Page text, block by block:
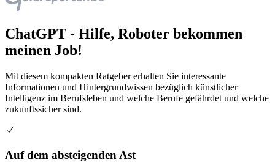
ChatGPT - Hilfe, Roboter bekommen
meinen Job!
Mit diesem kompakten Ratgeber erhalten Sie interessante
Informationen und Hintergrundwissen bezüglich künstlicher
Intelligenz im Berufsleben und welche Berufe gefährdet und welche
zukunftssicher sind.
Auf dem absteigenden Ast